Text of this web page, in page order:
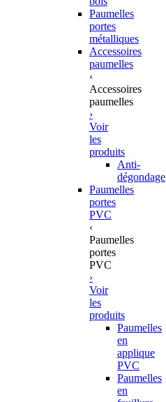
Paumelles
portes
métalliques
Accessoires
paumelles
‹
Accessoires
paumelles
›
Voir
les
produits
Anti-
dégondage
Paumelles
portes
PVC
‹
Paumelles
portes
PVC
›
Voir
les
produits
Paumelles
en
applique
PVC
Paumelles
en